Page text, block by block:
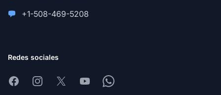
+1-508-469-5208
Redes sociales
FacebookInstagram
X YoutubeWhatsapp